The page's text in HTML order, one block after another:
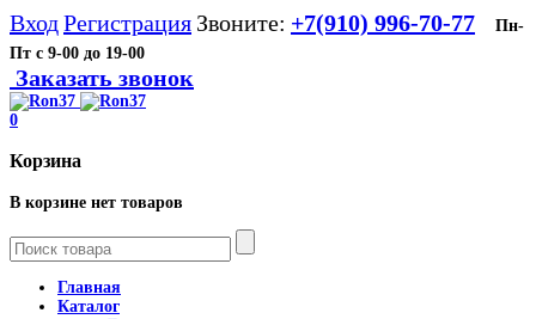
ВходРегистрация Звоните: +7(910) 996-70-77
Пн-
Пт с 9-00 до 19-00
Заказать звонок
0
Корзина
В корзине нет товаров
Главная
Каталог